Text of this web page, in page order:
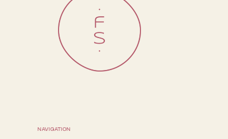
NAVIGATION